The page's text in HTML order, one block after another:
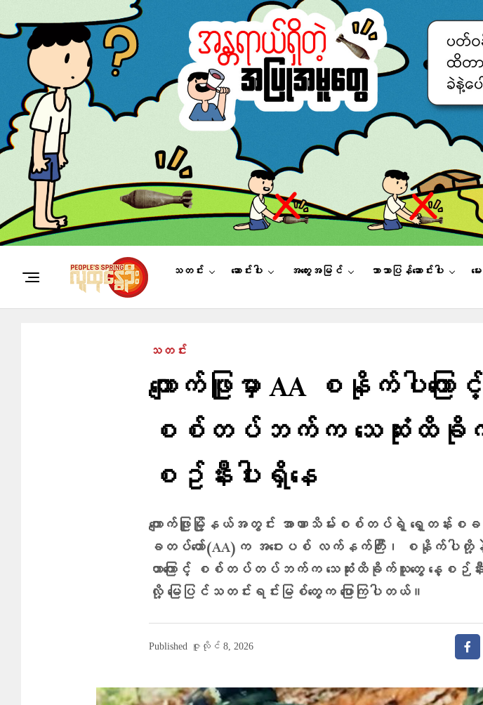
သတင်း ဆောင်းပါး အတွေးအမြင် ဘာသာပြန်ဆောင်းပါး မ
သတင်း
ကျောက်ဖြူမှာ AA စနိုက်ပါကြောင့်
စစ်တပ်ဘက်က သေဆုံးထိခို
စဥ်နီးပါးရှိ​​နေ
ကျောက်ဖြူမြို့နယ်အတွင်း အာဏာသိမ်းစစ်တပ်ရဲ့ ရှေ့တန်းစ
ခတပ်တော်(AA)က အဝေးပစ် လက်နက်ကြီး၊ စနိုက်ပါ
တာကြောင့် စစ်တပ်တပ်ဘက်က သေဆုံးထိခိုက်သူတွေ နေ့စဉ်နီး
လို့ မြေပြင်သတင်းရင်းမြစ်တွေက ပြောကြပါတယ်။
Published ဇူလိုင် 8, 2026